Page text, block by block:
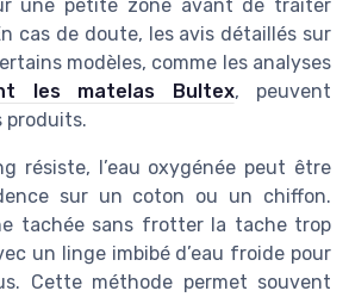
une petite zone avant de traiter
cas de doute, les avis détaillés sur
modèles, comme les analyses
les matelas Bultex, peuvent
produits.
résiste, l’eau oxygénée peut être
sur un coton ou un chiffon.
tachée sans frotter la tache trop
un linge imbibé d’eau froide pour
Cette méthode permet souvent